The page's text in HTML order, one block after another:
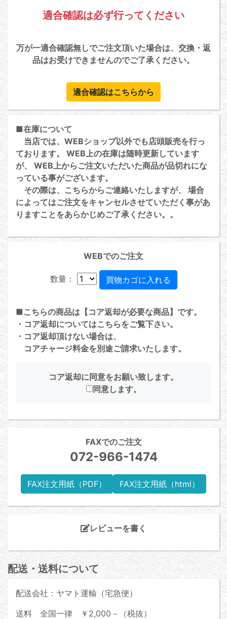
適合確認は必ず行ってください
万が一適合確認無しでご注文頂いた場合は、交換・返
品はお受けできませんのでご了承ください。
適合確認はこちらから
■在庫について
当店では、WEBショップ以外でも店頭販売を行っ
ております。 WEB上の在庫は随時更新しています
が、 WEB上からご注文いただいた商品が品切れにな
っている事がございます。
その際は、こちらからご連絡いたしますが、 場合
によってはご注文をキャンセルさせていただく事があ
りますことをあらかじめご了承ください。。
WEBでのご注文
数量：
■こちらの商品は【コア返却が必要な商品】です。
・コア返却についてはこちらをご覧下さい。
・コア返却頂けない場合は、
コアチャージ料金を別途ご請求いたします。
コア返却に同意をお願い致します。
同意します。
FAXでのご注文
072-966-1474
FAX注文用紙（PDF） FAX注文用紙（html）
レビューを書く
配送・送料について
配送会社：ヤマト運輸（宅急便）
送料 全国一律 ￥2,000－（税抜）